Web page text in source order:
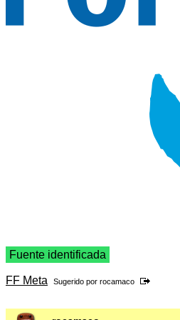
Fuente identificada
FF Meta Sugerido por rocamaco